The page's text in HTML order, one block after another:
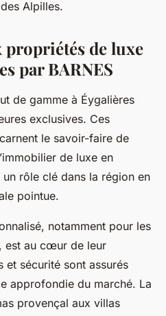
Alpilles.
de luxe
par BARNES
de gamme à Éygalières
exclusives. Ces
le savoir-faire de
de luxe en
rôle clé dans la région en
pointue.
notamment pour les
est au cœur de leur
et sécurité sont assurés
approfondie du marché. La
provençal aux villas